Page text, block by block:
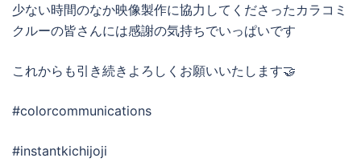
少ない時間のなか映像製作に協力してくださったカラコミ
クルーの皆さんには感謝の気持ちでいっぱいです
これからも引き続きよろしくお願いいたします🤝
#colorcommunications
#instantkichijoji